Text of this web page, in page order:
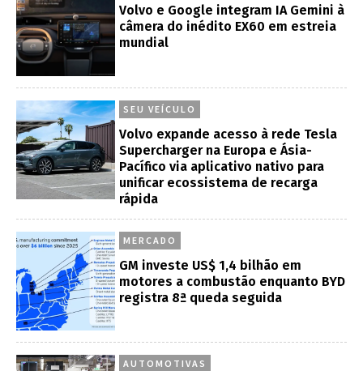
Volvo e Google integram IA Gemini à
câmera do inédito EX60 em estreia
mundial
SEU VEÍCULO
Volvo expande acesso à rede Tesla
Supercharger na Europa e Ásia-
Pacífico via aplicativo nativo para
unificar ecossistema de recarga
rápida
MERCADO
GM investe US$ 1,4 bilhão em
motores a combustão enquanto BYD
registra 8ª queda seguida
AUTOMOTIVAS